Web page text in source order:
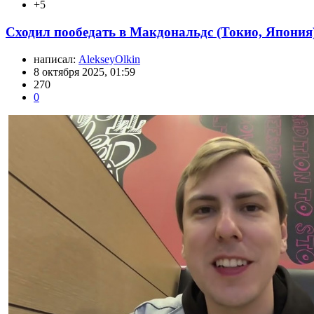
+5
Сходил пообедать в Макдональдс (Токио,
написал: AlekseyOlkin
8 октября 2025, 01:59
270
0